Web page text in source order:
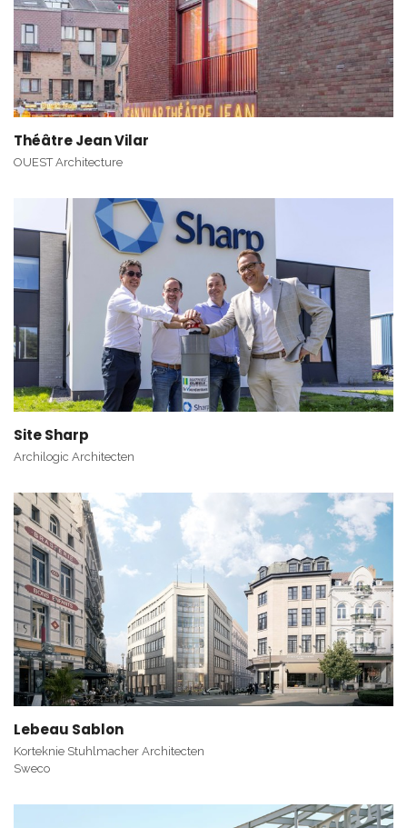
Théâtre Jean Vilar
OUEST Architecture
Site Sharp
Archilogic Architecten
Lebeau Sablon
Korteknie Stuhlmacher Architecten
Sweco